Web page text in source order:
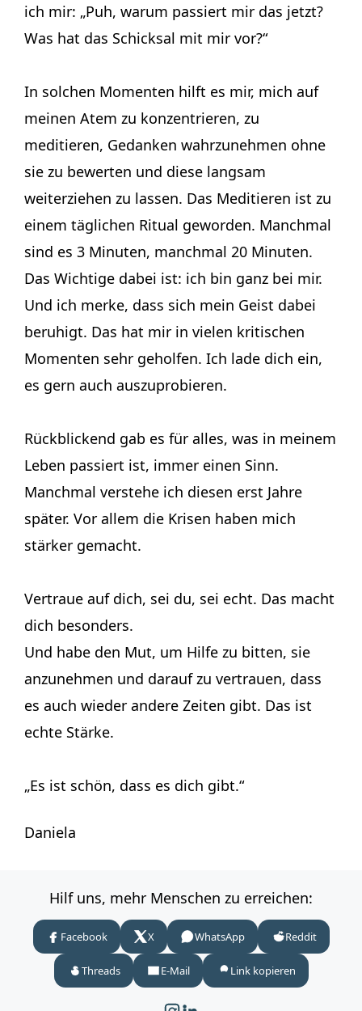
ich mir: „Puh, warum passiert mir das jetzt?
Was hat das Schicksal mit mir vor?“
In solchen Momenten hilft es mir, mich auf
meinen Atem zu konzentrieren, zu
meditieren, Gedanken wahrzunehmen ohne
sie zu bewerten und diese langsam
weiterziehen zu lassen. Das Meditieren ist zu
einem täglichen Ritual geworden. Manchmal
sind es 3 Minuten, manchmal 20 Minuten.
Das Wichtige dabei ist: ich bin ganz bei mir.
Und ich merke, dass sich mein Geist dabei
beruhigt. Das hat mir in vielen kritischen
Momenten sehr geholfen. Ich lade dich ein,
es gern auch auszuprobieren.
Rückblickend gab es für alles, was in meinem
Leben passiert ist, immer einen Sinn.
Manchmal verstehe ich diesen erst Jahre
später. Vor allem die Krisen haben mich
stärker gemacht.
Vertraue auf dich, sei du, sei echt. Das macht
dich besonders.
Und habe den Mut, um Hilfe zu bitten, sie
anzunehmen und darauf zu vertrauen, dass
es auch wieder andere Zeiten gibt. Das ist
echte Stärke.
„Es ist schön, dass es dich gibt.“
Daniela
Hilf uns, mehr Menschen zu erreichen:
Facebook X WhatsApp Reddit
Threads E-Mail Link kopieren